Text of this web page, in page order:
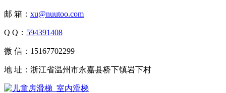
邮 箱： xu@nuutoo.com
Q Q： 594391408
微 信：15167702299
地 址：浙江省温州市永嘉县桥下镇岩下村